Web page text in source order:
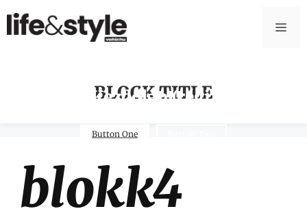
BLOCK TITLE
Kezdőlap (régi)
Button One
blokk4